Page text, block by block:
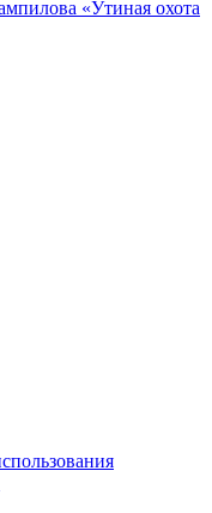
«Утиная охота